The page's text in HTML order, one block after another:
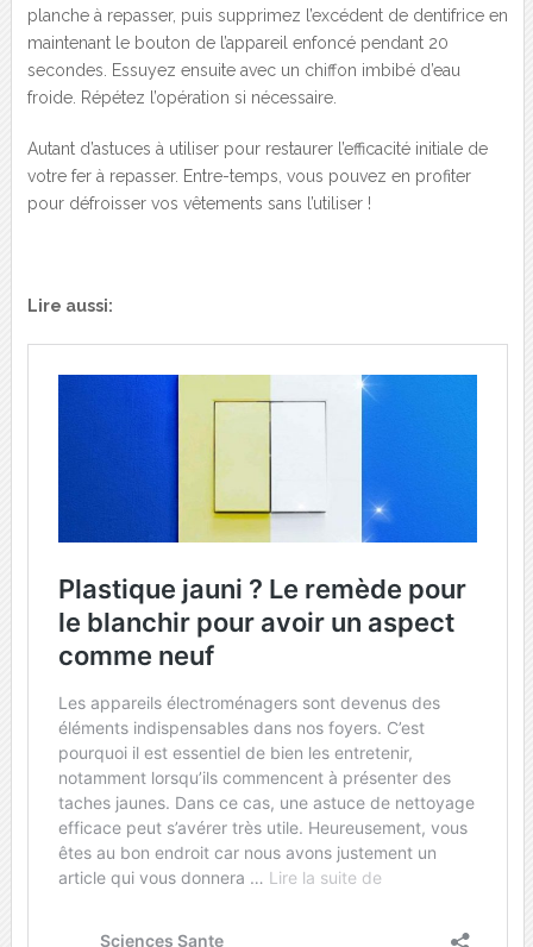
planche à repasser, puis supprimez l’excédent de dentifrice en
maintenant le bouton de l’appareil enfoncé pendant 20
secondes. Essuyez ensuite avec un chiffon imbibé d’eau
froide. Répétez l’opération si nécessaire.
Autant d’astuces à utiliser pour restaurer l’efficacité initiale de
votre fer à repasser. Entre-temps, vous pouvez en profiter
pour défroisser vos vêtements sans l’utiliser !
Lire aussi: